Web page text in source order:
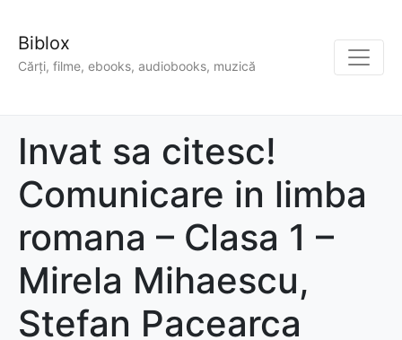
Biblox
Cărți, filme, ebooks, audiobooks, muzică
Invat sa citesc!
Comunicare in limba
romana – Clasa 1 –
Mirela Mihaescu,
Stefan Pacearca